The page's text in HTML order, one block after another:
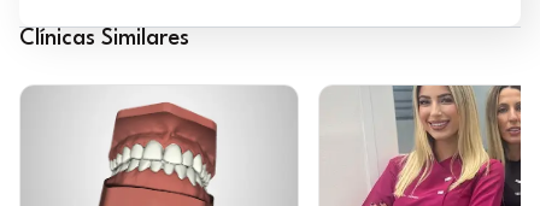
Clínicas Similares